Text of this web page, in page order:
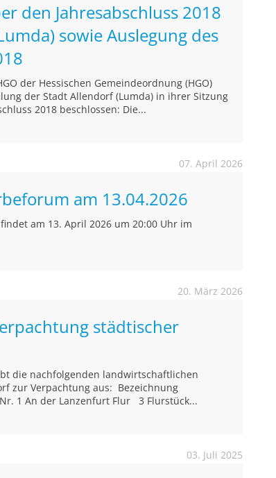
den Jahresabschluss 2018
sowie Auslegung des
der Hessischen Gemeindeordnung (HGO)
der Stadt Allendorf (Lumda) in ihrer Sitzung
2018 beschlossen: Die...
07. April 2026
am 13.04.2026
am 13. April 2026 um 20:00 Uhr im
20. März 2026
städtischer
die nachfolgenden landwirtschaftlichen
zur Verpachtung aus: Bezeichnung
1 An der Lanzenfurt Flur 3 Flurstück...
03. Juli 2025